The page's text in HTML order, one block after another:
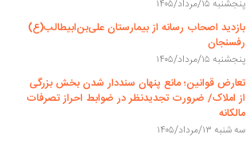
پنجشنبه ۱۵/مرداد/۱۴۰۵
بازدید اصحاب رسانه از بیمارستان علی‌بن‌ابیطالب(ع)
رفسنجان
پنجشنبه ۱۵/مرداد/۱۴۰۵
تعارض قوانین؛ مانع پنهان سنددار شدن بخش بزرگی
از املاک/ ضرورت تجدیدنظر در ضوابط احراز تصرفات
مالکانه
سه شنبه ۱۳/مرداد/۱۴۰۵